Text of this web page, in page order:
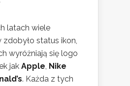
latach wiele
status ikon,
wyróżniają się logo
jak Apple Nike
. Każda z tych